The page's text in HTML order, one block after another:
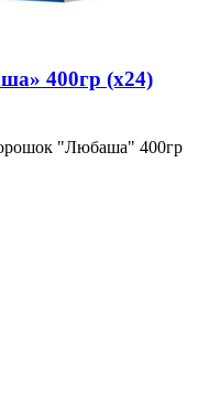
400гр (х24)
"Любаша" 400гр